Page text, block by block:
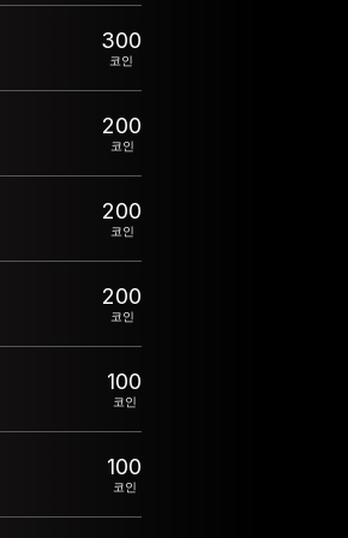
300
코인
200
코인
200
코인
200
코인
100
코인
100
코인